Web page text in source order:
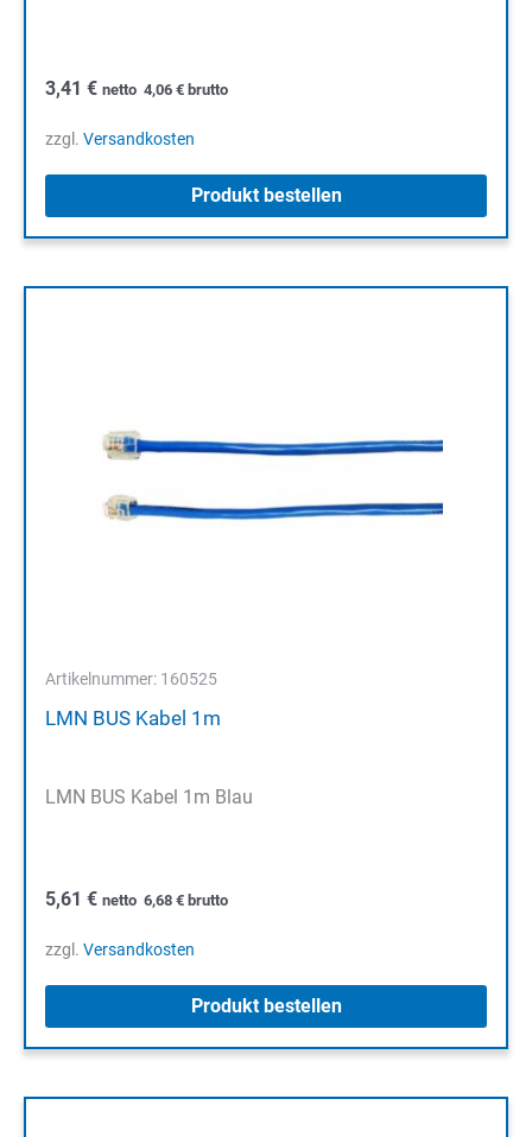
3,41 € netto 4,06 € brutto
zzgl. Versandkosten
Produkt bestellen
Artikelnummer: 160525
LMN BUS Kabel 1m
LMN BUS Kabel 1m Blau
5,61 € netto 6,68 € brutto
zzgl. Versandkosten
Produkt bestellen